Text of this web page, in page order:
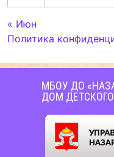
« Июн
Политика
МБОУ ДО
ДОМ